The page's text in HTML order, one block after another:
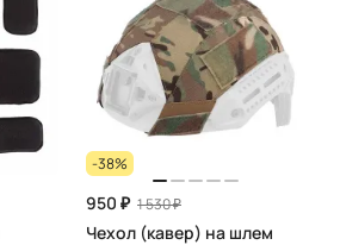
-38%
950 ₽ 1 530 ₽
Чехол (кавер) на шлем